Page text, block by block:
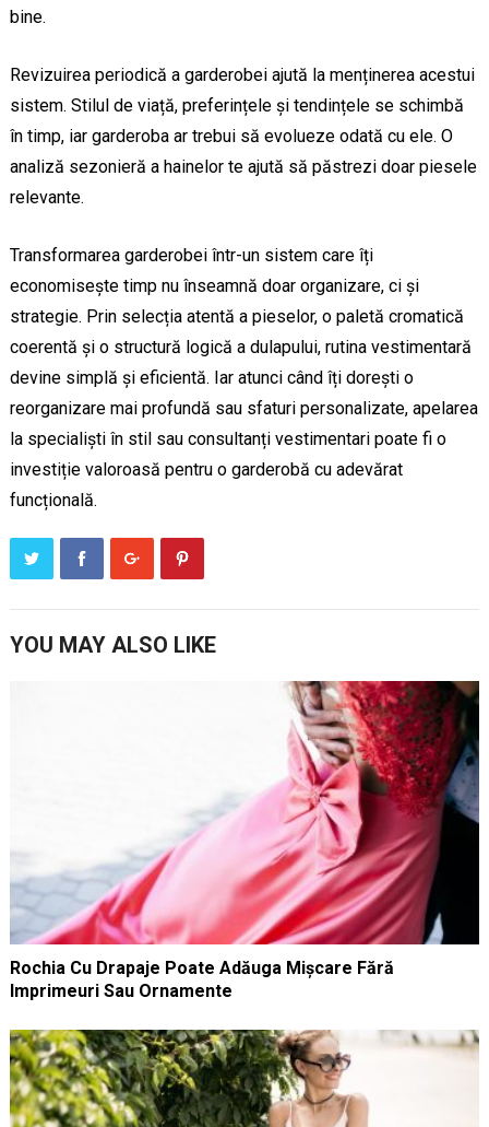
bine.
Revizuirea periodică a garderobei ajută la menținerea acestui
sistem. Stilul de viață, preferințele și tendințele se schimbă
în timp, iar garderoba ar trebui să evolueze odată cu ele. O
analiză sezonieră a hainelor te ajută să păstrezi doar piesele
relevante.
Transformarea garderobei într-un sistem care îți
economisește timp nu înseamnă doar organizare, ci și
strategie. Prin selecția atentă a pieselor, o paletă cromatică
coerentă și o structură logică a dulapului, rutina vestimentară
devine simplă și eficientă. Iar atunci când îți dorești o
reorganizare mai profundă sau sfaturi personalizate, apelarea
la specialiști în stil sau consultanți vestimentari poate fi o
investiție valoroasă pentru o garderobă cu adevărat
funcțională.
YOU MAY ALSO LIKE
Rochia Cu Drapaje Poate Adăuga Mișcare Fără
Imprimeuri Sau Ornamente